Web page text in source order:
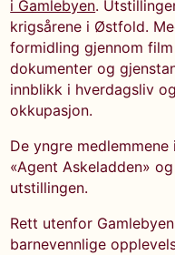
i Gamlebyen.
krigsårene i Østfold.
formidling gjennom
dokumenter og
innblikk i hverdagsliv
okkupasjon.
De yngre
«Agent Askeladden»
utstillingen.
Rett utenfor
barnevennlige